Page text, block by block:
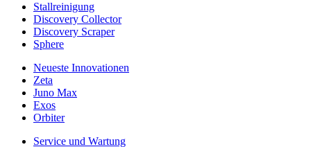
Stallreinigung
Discovery Collector
Discovery Scraper
Sphere
Neueste Innovationen
Zeta
Juno Max
Exos
Orbiter
Service und Wartung